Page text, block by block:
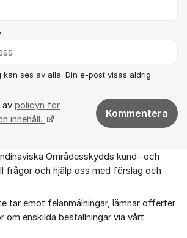
kan ses av alla. Din e-post visas aldrig
av policyn för
innehåll.
Kommentera
Områdesskydds kund- och
frågor och hjälp oss med förslag och
tar emot felanmälningar, lämnar offerter
om enskilda beställningar via vårt